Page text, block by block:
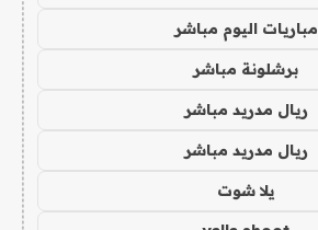
مباريات اليوم مباشر
برشلونة مباشر
ريال مدريد مباشر
ريال مدريد مباشر
يلا شوت